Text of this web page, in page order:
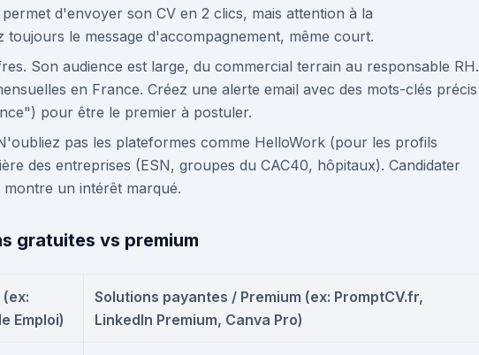
d'envoyer son CV en 2 clics, mais attention à la
toujours le message d'accompagnement, même court.
Son audience est large, du commercial terrain au responsable RH.
en France. Créez une alerte email avec des mots-clés précis
pour être le premier à postuler.
pas les plateformes comme HelloWork (pour les profils
des entreprises (ESN, groupes du CAC40, hôpitaux). Candidater
un intérêt marqué.
gratuites vs premium
Emploi)
Solutions payantes / Premium (ex: PromptCV.fr,
LinkedIn Premium, Canva Pro)